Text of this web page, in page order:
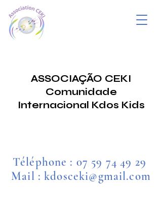
ASSOCIAÇÃO CEKI
Comunidade
Internacional Kdos Kids
Téléphone : 07 59 74 49 29
Mail : kdosceki@gmail.com